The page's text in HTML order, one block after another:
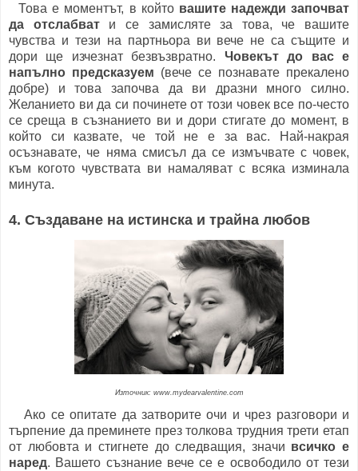
Това е моментът, в който вашите надежди започват
да отслабвати се замисляте за това, че вашите
чувства и тези на партньора ви вече не са същите и
дори ще изчезнат безвъзвратно. Човекът до вас е
напълно предсказуем (вече се познавате прекалено
добре) и това започва да ви дразни много силно.
Желанието ви да си починете от този човек все по-често
се среща в съзнанието ви и дори стигате до момент, в
който си казвате, че той не е за вас. Най-накрая
осъзнавате, че няма смисъл да се измъчвате с човек,
към когото чувствата ви намаляват с всяка изминала
минута.
4. Създаване на истинска и трайна любов
Източник: www.mydearvalentine.com
Ако се опитате да затворите очи и чрез разговори и
търпение да преминете през толкова трудния трети етап
от любовта и стигнете до следващия, значи всичко е
наред. Вашето съзнание вече се е освободило от тези